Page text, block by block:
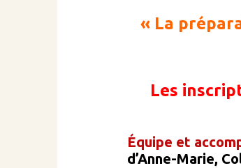
« La
Les
Équipe et
d’Anne-Marie,